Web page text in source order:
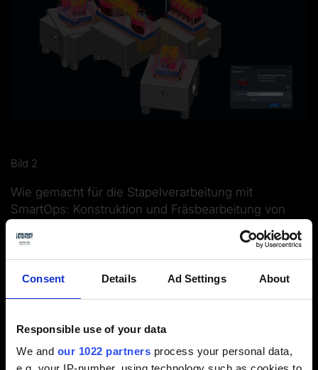
Consent Details Ad Settings About
Responsible use of your data
We and our 1022 partners process your personal data,
Bild 2
Wie gemacht für die Stapelverarbeitung mit
SmartOps: Konstruktion und Fräsbearbeitung von